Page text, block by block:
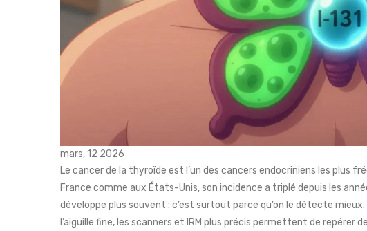
mars, 12 2026
Le cancer de la thyroïde est l’un des cancers endocriniens les plus
France comme aux États-Unis, son incidence a triplé depuis les
développe plus souvent : c’est surtout parce qu’on le détecte
l’aiguille fine, les scanners et IRM plus précis permettent de repérer